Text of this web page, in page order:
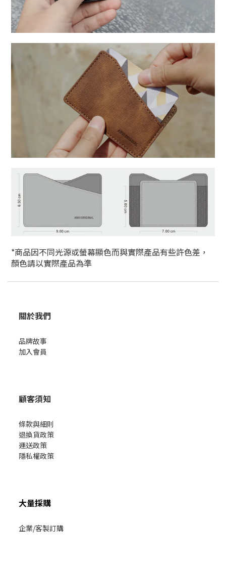
*商品因不同光源或螢幕顯色而與實際產品有些許色差，
顏色請以實際產品為準
關於我們
品牌故事
加入會員
顧客須知
條款與細則
退換貨政策
運送政策
隱私權政策
大量採購
企業/客製訂購